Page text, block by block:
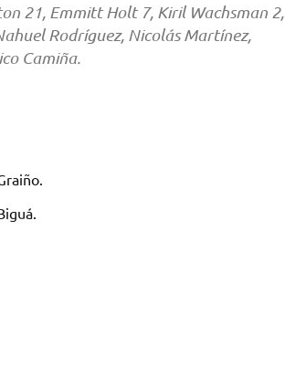
21, Emmitt Holt 7, Kiril Wachsman 2,
Rodríguez, Nicolás Martínez,
Camiña.